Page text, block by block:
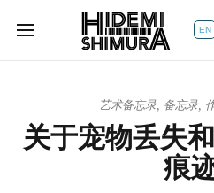
EN
艺术备忘录, 备忘录,
关于宠物丢失
痕